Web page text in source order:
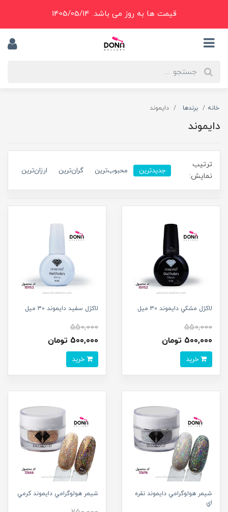
قیمت ها به روز می باشد. 1405/05/14
خانه برندها دایموند
دایموند
ترتیب
نمایش:
جدیدترین محبوب‌ترین گران‌ترین ارزان‌ترین
لاکژل مشکي دايموند 30 ميل
550,000
500,000 تومان
لاکژل سفيد دايموند 30 ميل
550,000
500,000 تومان
شيمر هولوگرامي دايموند نقره
اي
شيمر هولوگرامي دايموند کرمي